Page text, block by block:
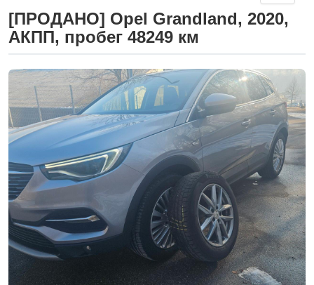
[ПРОДАНО] Opel Grandland, 2020,
АКПП, пробег 48249 км